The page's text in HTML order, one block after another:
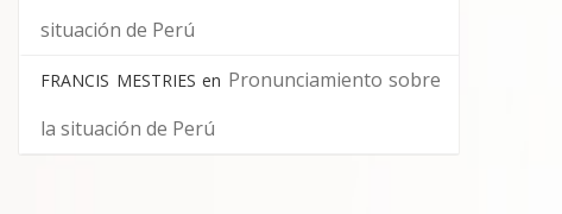
situación de Perú
FRANCIS MESTRIES en Pronunciamiento sobre
la situación de Perú